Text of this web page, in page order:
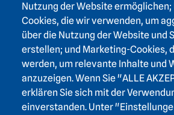
Nutzung der Website
Cookies, die wir verwenden, um
über die Nutzung der Website und
erstellen; und Marketing-Cookies,
werden, um relevante Inhalte und
anzuzeigen. Wenn Sie "ALLE
erklären Sie sich mit der
einverstanden. Unter
Footer area three
Heidelberger Akademie der
Karlstraße 4
69117 Heidelberg
+49 6221 / 54 32 65
hadw@hadw-bw.de